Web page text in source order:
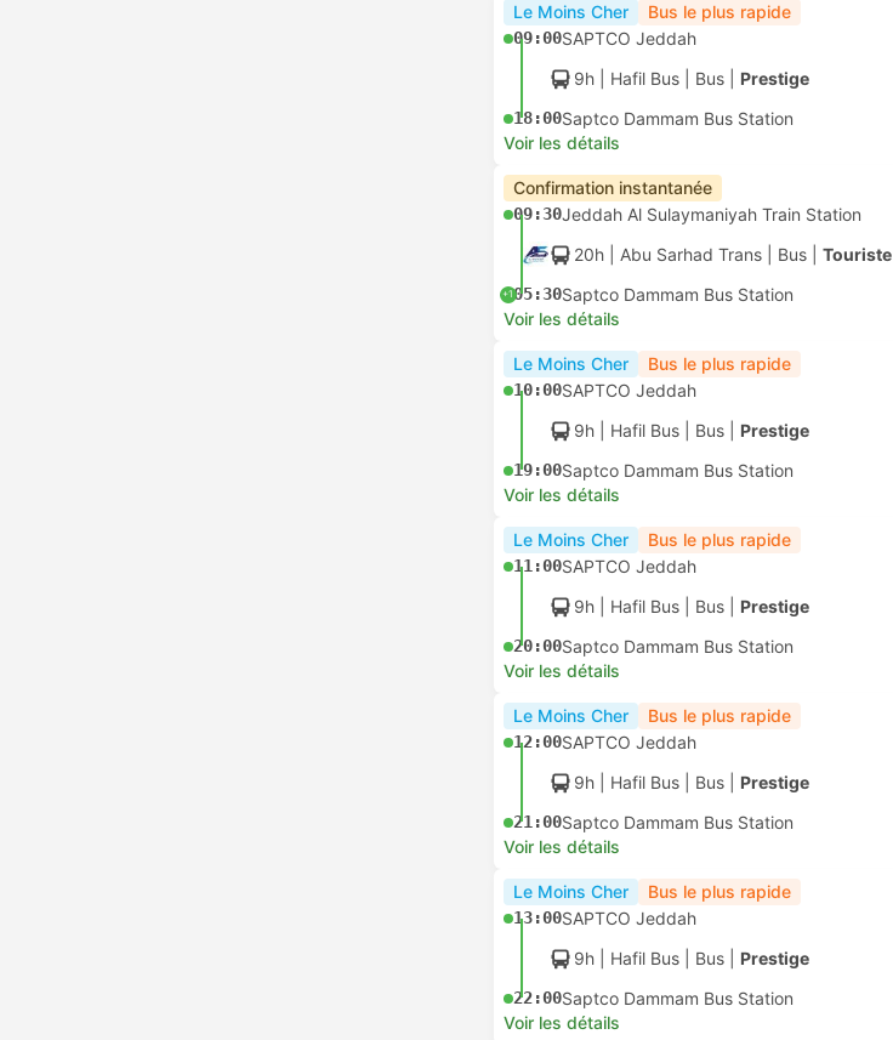
Le Moins Cher Bus le plus rapide
09:00SAPTCO Jeddah
9h | Hafil Bus Bus Prestige
18:00Saptco Dammam Bus Station
Voir les détails
Confirmation instantanée
09:30Jeddah Al Sulaymaniyah Train Station
20h | Abu Sarhad Trans Bus Touriste
+105:30Saptco Dammam Bus Station
Voir les détails
Le Moins Cher Bus le plus rapide
10:00SAPTCO Jeddah
9h | Hafil Bus Bus Prestige
19:00Saptco Dammam Bus Station
Voir les détails
Le Moins Cher Bus le plus rapide
11:00SAPTCO Jeddah
9h | Hafil Bus Bus Prestige
20:00Saptco Dammam Bus Station
Voir les détails
Le Moins Cher Bus le plus rapide
12:00SAPTCO Jeddah
9h | Hafil Bus Bus Prestige
21:00Saptco Dammam Bus Station
Voir les détails
Le Moins Cher Bus le plus rapide
13:00SAPTCO Jeddah
9h | Hafil Bus Bus Prestige
22:00Saptco Dammam Bus Station
Voir les détails